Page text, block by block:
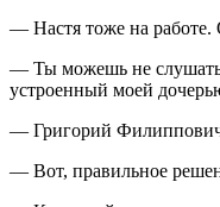
— Настя тоже на работе.
— Ты можешь не слушать
устроенный моей
— Григорий Филиппович,
— Вот, правильное